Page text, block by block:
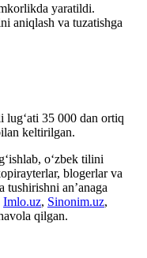
yaratildi.
aniqlash va tuzatishga
35 000 dan ortiq
keltirilgan.
o‘zbek tilini
blogerlar va
an’anaga
Imlo.uz, Sinonim.uz,
qilgan.